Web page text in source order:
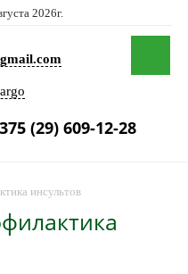
2026г.
(29) 609-12-28
инсультов